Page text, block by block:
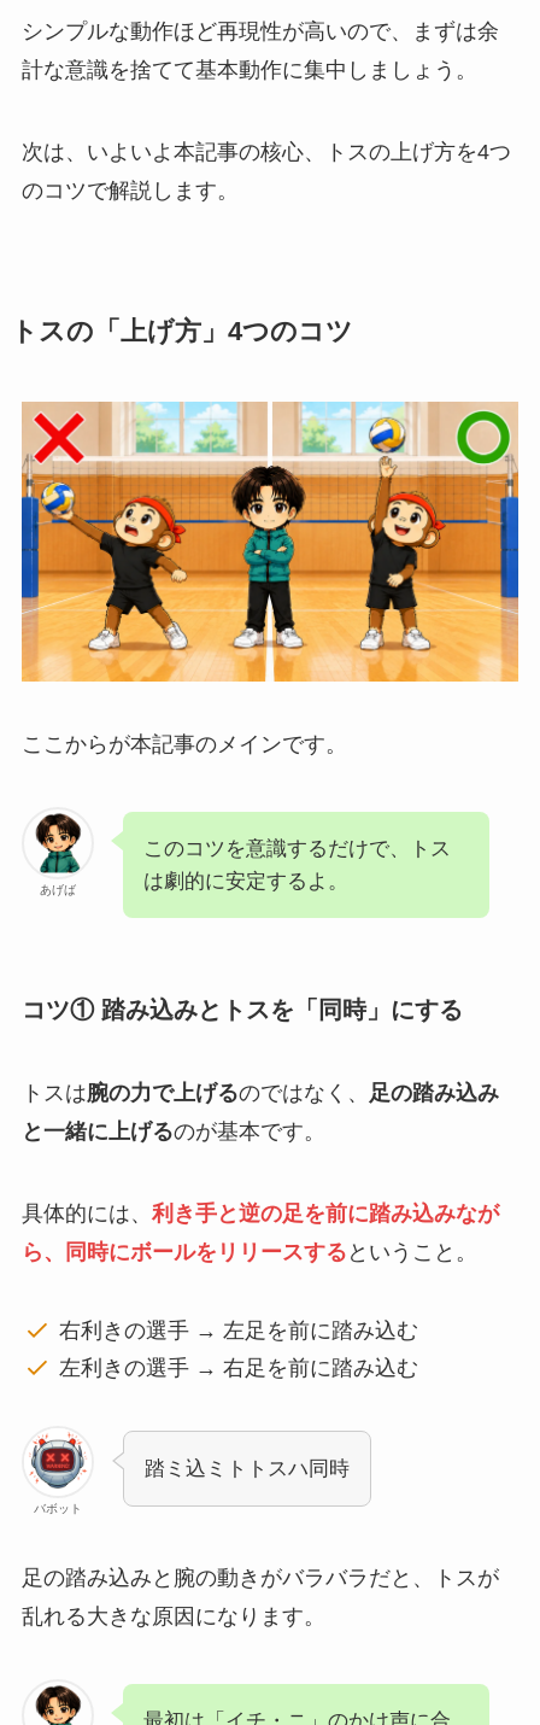
シンプルな動作ほど再現性が高いので、まずは余
計な意識を捨てて基本動作に集中しましょう。
次は、いよいよ本記事の核心、トスの上げ方を4つ
のコツで解説します。
トスの「上げ方」4つのコツ
ここからが本記事のメインです。
あげば
このコツを意識するだけで、トス
は劇的に安定するよ。
コツ① 踏み込みとトスを「同時」にする
トスは腕の力で上げるのではなく、 足の踏み込み
と一緒に上げるのが基本です。
具体的には、 利き手と逆の足を前に踏み込みなが
ら、同時にボールをリリースする ということ。
右利きの選手 → 左足を前に踏み込む
左利きの選手 → 右足を前に踏み込む
バボット
踏ミ込ミトトスハ同時
足の踏み込みと腕の動きがバラバラだと、トスが
乱れる大きな原因になります。